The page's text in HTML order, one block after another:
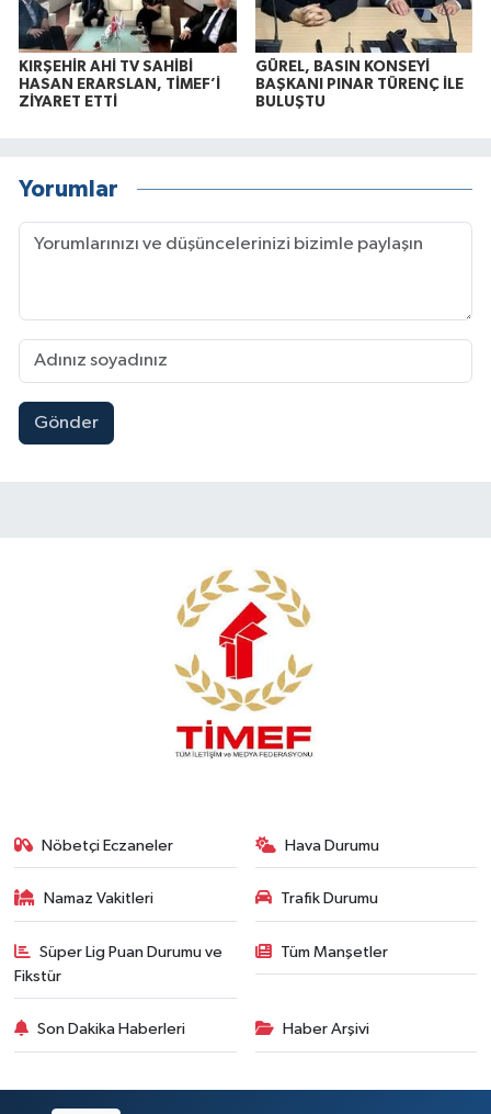
KIRŞEHİR AHİ TV SAHİBİ
HASAN ERARSLAN, TİMEF’İ
ZİYARET ETTİ
GÜREL, BASIN KONSEYİ
BAŞKANI PINAR TÜRENÇ İLE
BULUŞTU
Yorumlar
Gönder
Nöbetçi Eczaneler Hava Durumu
Namaz Vakitleri Trafik Durumu
Süper Lig Puan Durumu ve
Fikstür
Tüm Manşetler
Son Dakika Haberleri Haber Arşivi